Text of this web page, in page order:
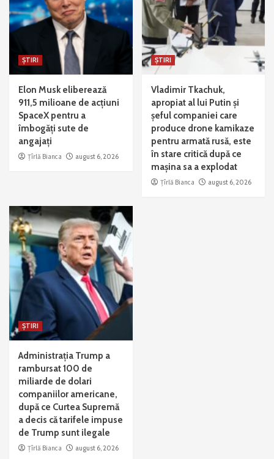
ȘTIRI
Elon Musk eliberează
911,5 milioane de acțiuni
SpaceX pentru a
îmbogăți sute de
angajați
Țîrlă Bianca august 6, 2026
ȘTIRI
Vladimir Tkachuk,
apropiat al lui Putin și
șeful companiei care
produce drone kamikaze
pentru armată rusă, este
în stare critică după ce
mașina sa a explodat
Țîrlă Bianca august 6, 2026
ȘTIRI
Administrația Trump a
rambursat 100 de
miliarde de dolari
companiilor americane,
după ce Curtea Supremă
a decis că tarifele impuse
de Trump sunt ilegale
Țîrlă Bianca august 6, 2026